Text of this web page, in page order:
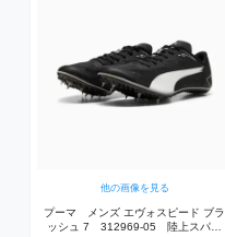
他の画像を見る
プーマ メンズ エヴォスピード ブラ
ッシュ 7 312969-05 陸上スパイ